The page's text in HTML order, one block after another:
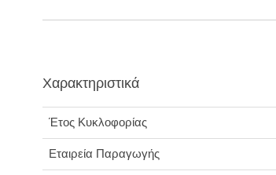
Χαρακτηριστικά
Έτος Κυκλοφορίας
Εταιρεία Παραγωγής